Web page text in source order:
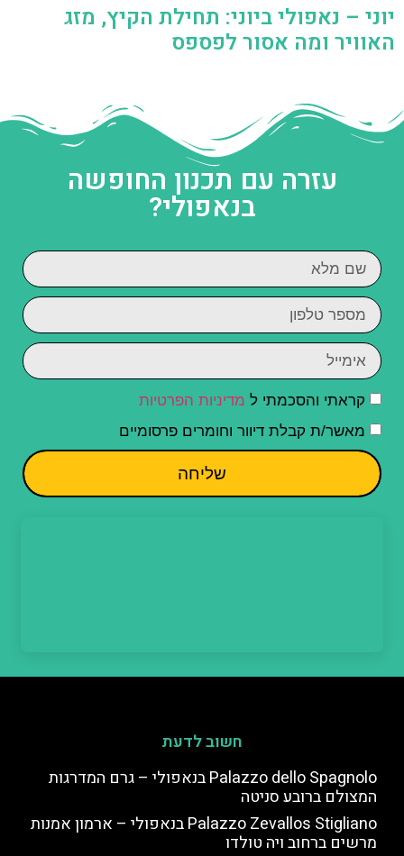
יוני – נאפולי ביוני: תחילת הקיץ, מזג
האוויר ומה אסור לפספס
עזרה עם תכנון החופשה
בנאפולי?
קראתי והסכמתי ל מדיניות הפרטיות
מאשר/ת קבלת דיוור וחומרים פרסומיים
שליחה
חשוב לדעת
Palazzo dello Spagnolo בנאפולי – גרם המדרגות
המצולם ברובע סניטה
Palazzo Zevallos Stigliano בנאפולי – ארמון אמנות
מרשים ברחוב ויה טולדו